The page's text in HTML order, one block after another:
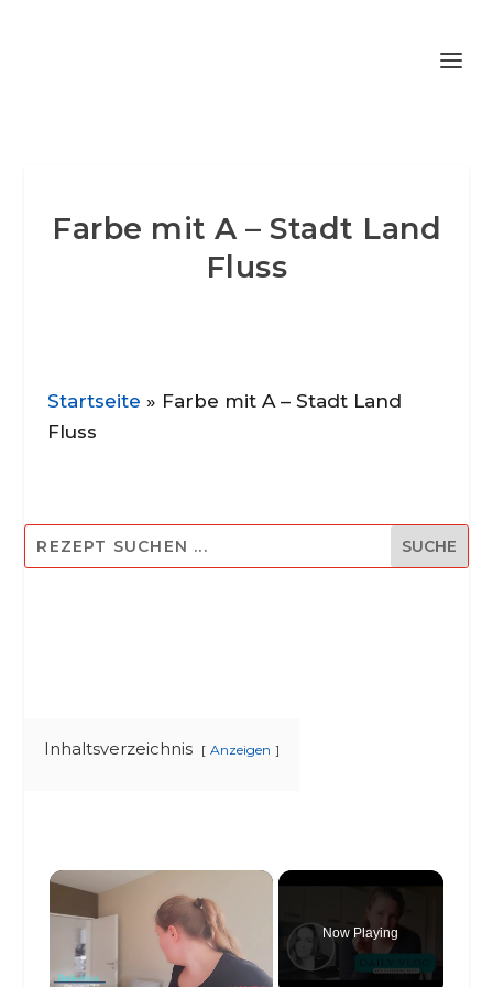
Farbe mit A – Stadt Land
Fluss
Startseite » Farbe mit A – Stadt Land
Fluss
Inhaltsverzeichnis Anzeigen
×
Now Playing